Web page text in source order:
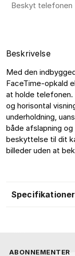
Beskyt telefonen
Beskrivelse
Med den
FaceTime-opkald
at holde telefonen.
og horisontal
underholdning,
både afslapning
beskyttelse til dit
billeder uden at
Specifikationer
ABONNEMENTER